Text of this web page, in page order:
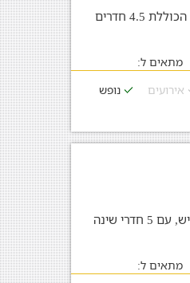
נופש מדהים למשפחות עד 11 אורחים בוילה מושקעת, מטופחת ומעוצבת הכוללת 4.5 חדרים
מתאים ל:
אירועים
נופש
וילה קסומה ומעוצבת המתאימה לאירוח זוגות, משפחות וקבוצות עד 20 איש, עם 5 חדרי שינה
מתאים ל: